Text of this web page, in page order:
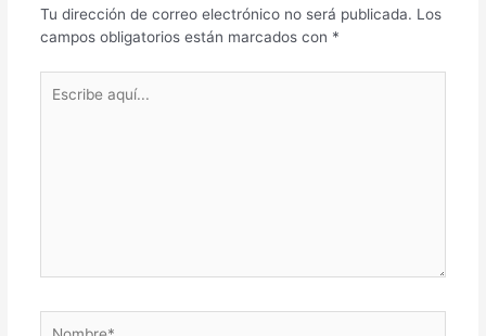
Tu dirección de correo electrónico no será publicada. Los
campos obligatorios están marcados con *